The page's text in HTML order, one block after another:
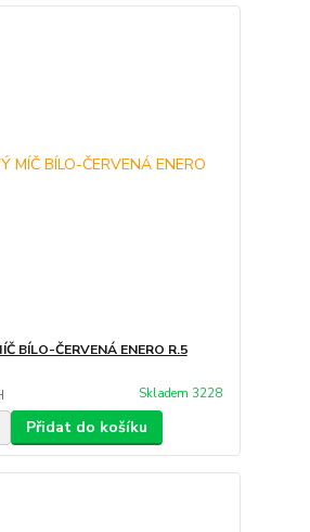
BÍLO-ČERVENÁ ENERO R.5
Skladem 3228
Přidat do košíku